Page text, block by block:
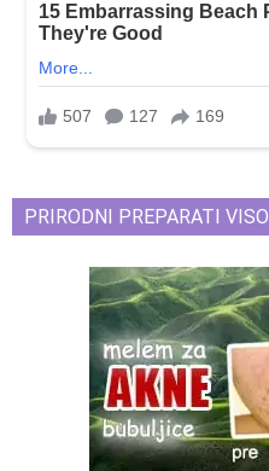
PRIRODNI PREPARATI